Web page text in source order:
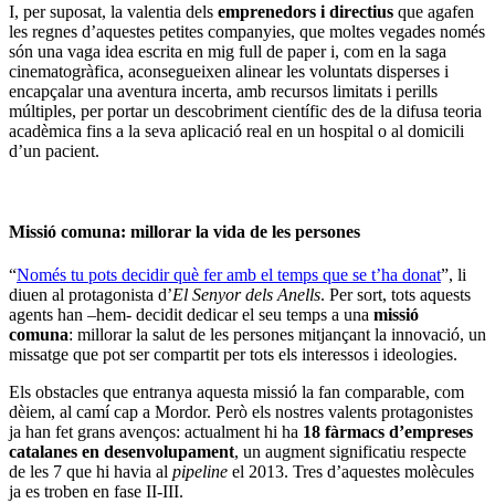
I, per suposat, la valentia dels emprenedors i directius que agafen
les regnes d’aquestes petites companyies, que moltes vegades només
són una vaga idea escrita en mig full de paper i, com en la saga
cinematogràfica, aconsegueixen alinear les voluntats disperses i
encapçalar una aventura incerta, amb recursos limitats i perills
múltiples, per portar un descobriment científic des de la difusa teoria
acadèmica fins a la seva aplicació real en un hospital o al domicili
d’un pacient.
Missió comuna: millorar la vida de les persones
“Només tu pots decidir què fer amb el temps que se t’ha donat”, li
diuen al protagonista d’El Senyor dels Anells. Per sort, tots aquests
agents han –hem- decidit dedicar el seu temps a una missió
comuna: millorar la salut de les persones mitjançant la innovació, un
missatge que pot ser compartit per tots els interessos i ideologies.
Els obstacles que entranya aquesta missió la fan comparable, com
dèiem, al camí cap a Mordor. Però els nostres valents protagonistes
ja han fet grans avenços: actualment hi ha 18 fàrmacs d’empreses
catalanes en desenvolupament, un augment significatiu respecte
de les 7 que hi havia al pipeline el 2013. Tres d’aquestes molècules
ja es troben en fase II-III.